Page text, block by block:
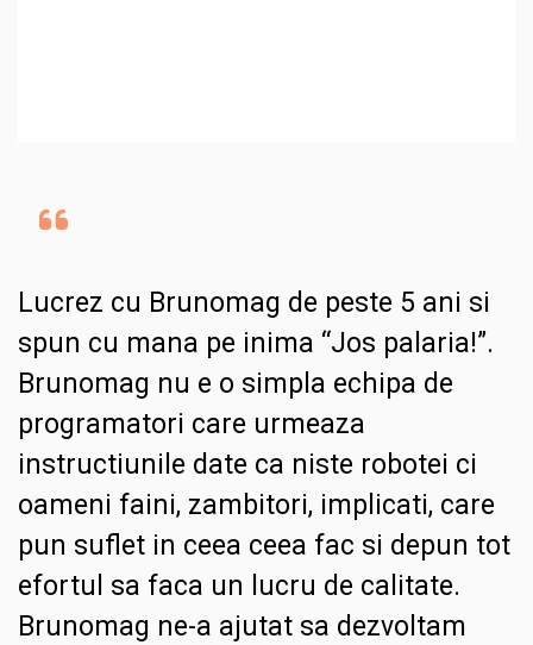
Lucrez cu Brunomag de peste 5 ani si
spun cu mana pe inima “Jos palaria!”.
Brunomag nu e o simpla echipa de
programatori care urmeaza
instructiunile date ca niste robotei ci
oameni faini, zambitori, implicati, care
pun suflet in ceea ceea fac si depun tot
efortul sa faca un lucru de calitate.
Brunomag ne-a ajutat sa dezvoltam